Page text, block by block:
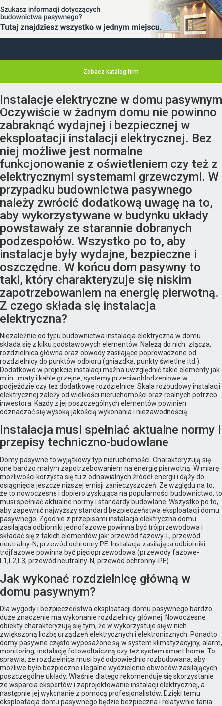
Zobacz katalog firm
Instalacje elektryczne w domu pasywnym
Oczywiście w żadnym domu nie powinno
zabraknąć wydajnej i bezpiecznej w
eksploatacji instalacji elektrycznej. Bez
niej możliwe jest normalne
funkcjonowanie z oświetleniem czy też z
elektrycznymi systemami grzewczymi. W
przypadku budownictwa pasywnego
należy zwrócić dodatkową uwagę na to,
aby wykorzystywane w budynku układy
powstawały ze starannie dobranych
podzespołów. Wszystko po to, aby
instalacje były wydajne, bezpieczne i
oszczędne. W końcu dom pasywny to
taki, który charakteryzuje się niskim
zapotrzebowaniem na energię pierwotną.
Z czego składa się instalacja
elektryczna?
Niezależnie od typu budownictwa instalacja elektryczna w domu
składa się z kilku podstawowych elementów. Należą do nich: złącza,
rozdzielnica główna oraz obwody zasilające poprowadzone od
rozdzielnicy do punktów odbioru (gniazdka, punkty świetlne itd.).
Dodatkowo w projekcie instalacji można uwzględnić takie elementy jak
m.in.: maty i kable grzejne, systemy przeciwoblodzeniowe w
podjeździe czy też dodatkowe rozdzielnice. Skala rozbudowy instalacji
elektrycznej zależy od wielkości nieruchomości oraz realnych potrzeb
inwestora. Każdy z jej poszczególnych elementów powinien
odznaczać się wysoką jakością wykonania i niezawodnością.
Instalacja musi spełniać aktualne normy i
przepisy techniczno-budowlane
Domy pasywne to wyjątkowy typ nieruchomości. Charakteryzują się
one bardzo małym zapotrzebowaniem na energię pierwotną. W miarę
możliwości korzysta się tu z odnawialnych źródeł energii i dąży do
osiągnięcia jeszcze niższej emisji zanieczyszczeń. Ze względu na to,
że to nowoczesne i dopiero zyskująca na popularności budownictwo, to
musi spełniać aktualne normy i standardy budowlane. Wszystko po to,
aby zapewnić najwyższy standard bezpieczeństwa eksploatacji domu
pasywnego. Zgodnie z przepisami instalacja elektryczna domu
zasilająca odbiorniki jednofazowe powinna być trójprzewodowa i
składać się z takich elementów jak: przewód fazowy-L, przewód
neutralny-N, przewód ochronny PE. Instalacja zasilająca odbiorniki
trójfazowe powinna być pięcioprzewodowa (przewody fazowe-
L1,L2,L3, przewód neutralny-N, przewód ochronny-PE).
Jak wykonać rozdzielnicę główną w
domu pasywnym?
Dla wygody i bezpieczeństwa eksploatacji domu pasywnego bardzo
duże znaczenie ma wykonanie rozdzielnicy głównej. Nowoczesne
obiekty charakteryzują się tym, że w wykorzystuje się w nich
zwiększoną liczbę urządzeń elektrycznych i elektronicznych. Ponadto
domy pasywne często wyposażone są w system klimatyzacyjny, alarm,
monitoring, instalację fotowoltaiczną czy też system smart home. To
sprawia, że rozdzielnica musi być odpowiednio rozbudowana, aby
możliwe było bezpieczne i legalne wydzielenie obwodów zasilających
poszczególne układy. Właśnie dlatego rekomenduje się skorzystanie
ze wsparcia ekspertów i zaprojektowanie instalacji elektrycznej, a
następnie jej wykonanie z pomocą profesjonalistów. Dzięki temu
eksploatacja domu pasywnego będzie bezpieczna i relatywnie tania.